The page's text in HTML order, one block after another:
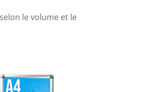
le volume et le